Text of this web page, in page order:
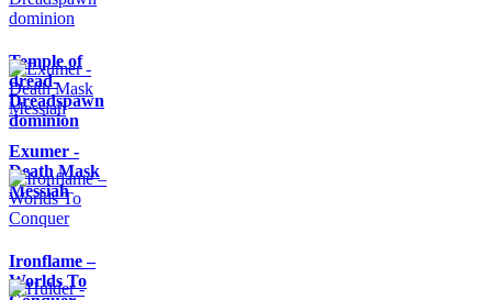
Temple of
dread-
Dreadspawn
dominion
Exumer -
Death Mask
Messiah
Ironflame –
Worlds To